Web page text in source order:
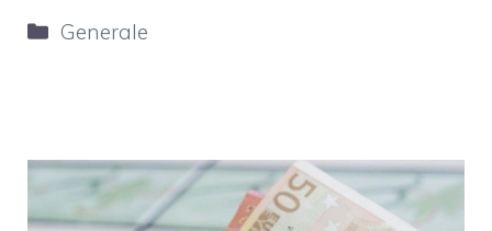
Categorie
Generale